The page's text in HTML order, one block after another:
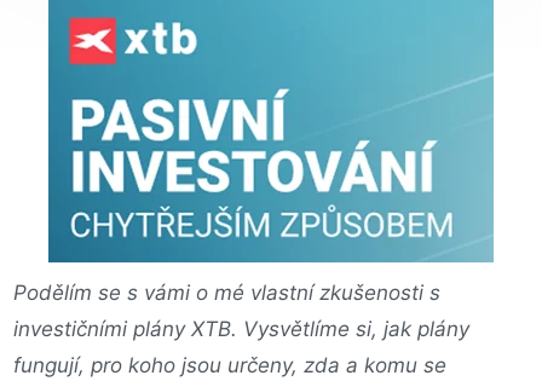
Podělím se s vámi o mé vlastní zkušenosti s
investičními plány XTB. Vysvětlíme si, jak plány
fungují, pro koho jsou určeny, zda a komu se